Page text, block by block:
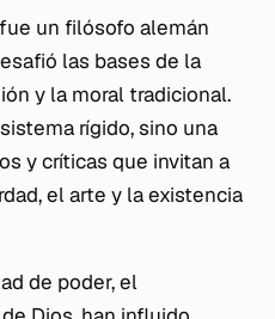
fue un filósofo alemán
las bases de la
y la moral tradicional.
rígido, sino una
y críticas que invitan a
el arte y la existencia
de poder, el